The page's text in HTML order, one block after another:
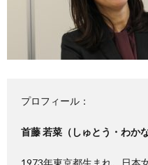
プロフィール：
首藤 若菜（しゅとう・わかな
1973年東京都生まれ。日本